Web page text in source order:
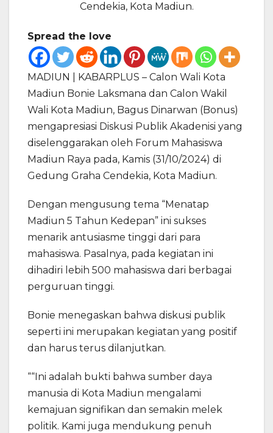
Cendekia, Kota Madiun.
Spread the love
MADIUN | KABARPLUS – Calon Wali Kota
Madiun Bonie Laksmana dan Calon Wakil
Wali Kota Madiun, Bagus Dinarwan (Bonus)
mengapresiasi Diskusi Publik Akadenisi yang
diselenggarakan oleh Forum Mahasiswa
Madiun Raya pada, Kamis (31/10/2024) di
Gedung Graha Cendekia, Kota Madiun.
Dengan mengusung tema “Menatap
Madiun 5 Tahun Kedepan” ini sukses
menarik antusiasme tinggi dari para
mahasiswa. Pasalnya, pada kegiatan ini
dihadiri lebih 500 mahasiswa dari berbagai
perguruan tinggi.
Bonie menegaskan bahwa diskusi publik
seperti ini merupakan kegiatan yang positif
dan harus terus dilanjutkan.
““Ini adalah bukti bahwa sumber daya
manusia di Kota Madiun mengalami
kemajuan signifikan dan semakin melek
politik. Kami juga mendukung penuh